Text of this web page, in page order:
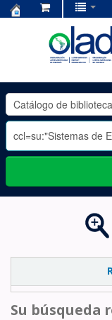
OLADE
-
Su búsqueda